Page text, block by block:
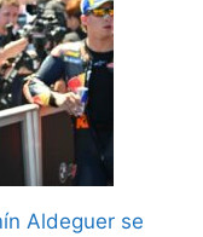
Aldeguer se